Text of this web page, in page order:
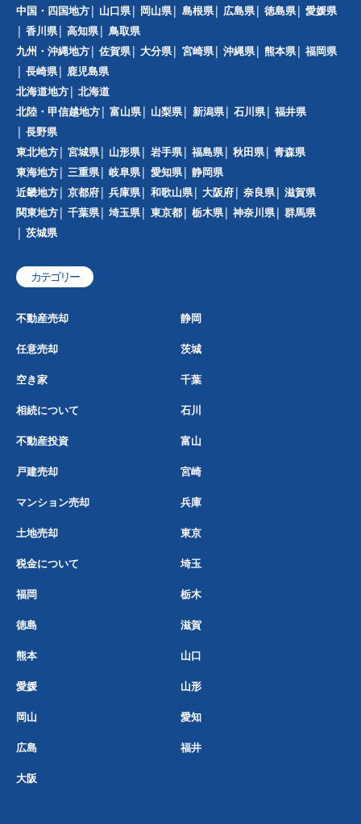
中国・四国地方 山口県 岡山県 島根県 広島県 徳島県
愛媛県
香川県
高知県
鳥取県
九州・沖縄地方
佐賀県 大分県 宮崎県 沖縄県 熊本県
福岡県
長崎県
鹿児島県
北海道地方
北海道
北陸・甲信越地方
富山県 山梨県 新潟県 石川県
福井県
長野県
東北地方
宮城県 山形県 岩手県 福島県 秋田県
青森県
東海地方
三重県 岐阜県 愛知県
静岡県
近畿地方
京都府 兵庫県 和歌山県 大阪府 奈良県
滋賀県
関東地方
千葉県 埼玉県 東京都 栃木県 神奈川県
群馬県
茨城県
カテゴリー
不動産売却 静岡
任意売却 茨城
空き家 千葉
相続について 石川
不動産投資 富山
戸建売却 宮崎
マンション売却 兵庫
土地売却 東京
税金について 埼玉
福岡 栃木
徳島 滋賀
熊本 山口
愛媛 山形
岡山 愛知
広島 福井
大阪